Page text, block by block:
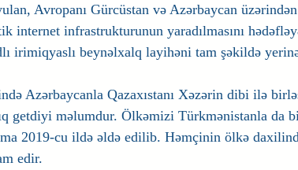
Avropanı Gürcüstan və Azərbaycan
internet infrastrukturunun yaradılmasını
irimiqyaslı beynəlxalq layihəni tam şəkildə
Azərbaycanla Qazaxıstanı Xəzərin dibi ilə
getdiyi məlumdur. Ölkəmizi Türkmənistanla da
2019-cu ildə əldə edilib. Həmçinin ölkə
edir.